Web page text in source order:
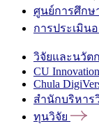
ศูนย์การศึกษ
การประเมิน
วิจัยและนวัต
CU Innovation
Chula
สำนักบริหาร
ทุนวิจัย